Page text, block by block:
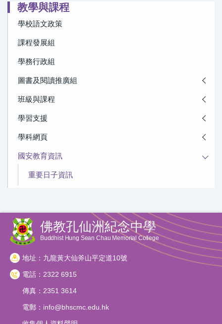
教學與課程
學校語文政策
課程發展組
學務行政組
圖書及閱讀推廣組
班級與課程
學習支援
學科網頁
國安教育資訊
重要日子資訊
佛教孔仙洲紀念中學
Buddhist Hung Sean Chau Memorial College
地址：九龍黃大仙斧山平定道10號
電話：2322 6915
傳真：2351 3614
電郵： info@bhscmc.edu.hk